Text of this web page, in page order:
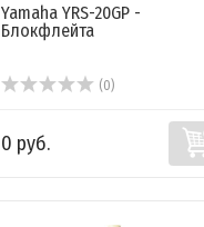
Yamaha YRS-20GP -
Блокфлейта
(0)
0 руб.